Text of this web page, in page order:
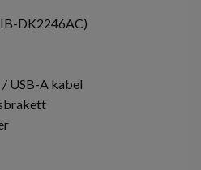
DK2246AC)
USB-A kabel